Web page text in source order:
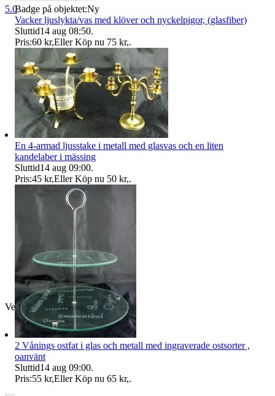
5.0
Verifierad
Badge på objektet:Ny
Vacker ljuslykta/vas med klöver och nyckelpigor, (glasfiber)
Sluttid14 aug 08:50.
Pris:60 kr,Eller Köp nu 75 kr,.
En 4-armad ljusstake i metall med glasvas och en liten
kandelaber i mässing
Sluttid14 aug 09:00.
Pris:45 kr,Eller Köp nu 50 kr,.
2 Vånings ostfat i glas och metall med ingraverade ostsorter ,
oanvänt
Sluttid14 aug 09:00.
Pris:55 kr,Eller Köp nu 65 kr,.